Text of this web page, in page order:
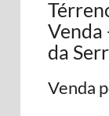
Venda
da
Venda